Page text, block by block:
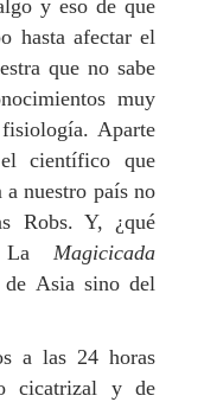
y eso de que
hasta afectar el
que no sabe
muy
Aparte
científico que
nuestro país no
Robs. Y, ¿qué
La Magicicada
Asia sino del
a las 24 horas
cicatrizal y de